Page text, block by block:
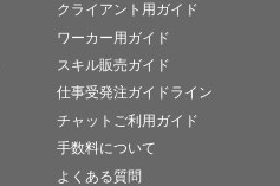
クライアント用ガイド
ワーカー用ガイド
スキル販売ガイド
仕事受発注ガイドライン
チャットご利用ガイド
手数料について
よくある質問